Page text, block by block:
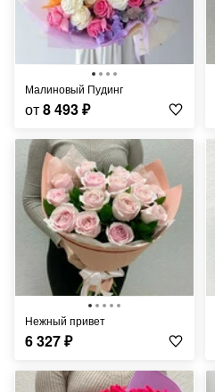
Малиновый Пудинг
от8 493₽
Нежный привет
6 327₽